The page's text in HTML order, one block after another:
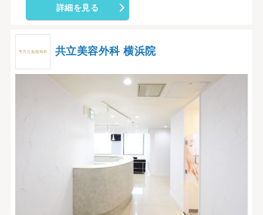
詳細を見る
共立美容外科 横浜院